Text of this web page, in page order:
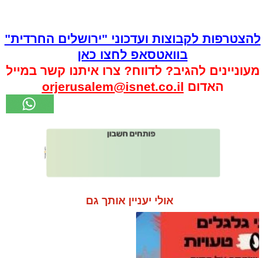
להצטרפות לקבוצות ועדכוני "ירושלים החרדית"
בוואטסאפ לחצו כאן
מעוניינים להגיב? לדווח? צרו איתנו קשר במייל
האדום orjerusalem@isnet.co.il
אולי יעניין אותך גם